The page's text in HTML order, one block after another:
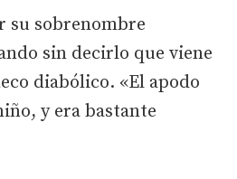
su sobrenombre
sin decirlo que viene
diabólico. «El apodo
y era bastante